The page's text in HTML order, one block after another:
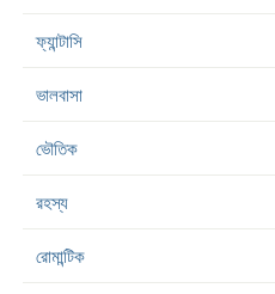
ফ্যান্টাসি
ভালবাসা
ভৌতিক
রহস্য
রোমান্টিক